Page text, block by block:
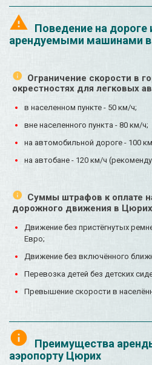
Поведение на
арендуемыми машинами
Ограничение скорости в
окрестностях для легковых
в населенном пункте - 50 км/ч;
вне населенного пункта - 80 км/ч;
на автомобильной дороге - 100
на автобане - 120 км/ч
Суммы штрафов к оплате
дорожного движения в
Движение без пристёгнутых
Евро;
Движение без включённого
Перевозка детей без детских
Превышение скорости в
Преимущества
аэропорту Цюрих